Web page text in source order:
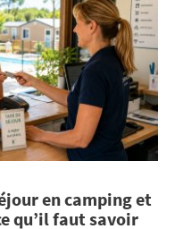
en camping et
qu’il faut savoir